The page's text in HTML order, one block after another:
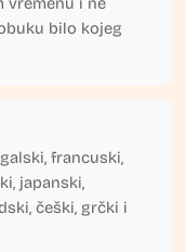
bilo kojeg
francuski,
japanski,
češki, grčki i